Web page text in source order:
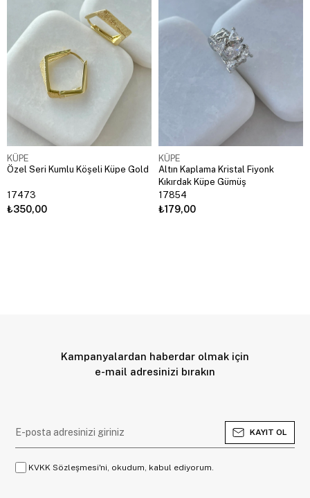
KÜPE
Özel Seri Kumlu Köşeli Küpe Gold
17473
₺350,00
KÜPE
Altın Kaplama Kristal Fiyonk
Kıkırdak Küpe Gümüş
17854
₺179,00
Kampanyalardan haberdar olmak için
e-mail adresinizi bırakın
KAYIT OL
KVKK Sözleşmesi'ni, okudum, kabul ediyorum.